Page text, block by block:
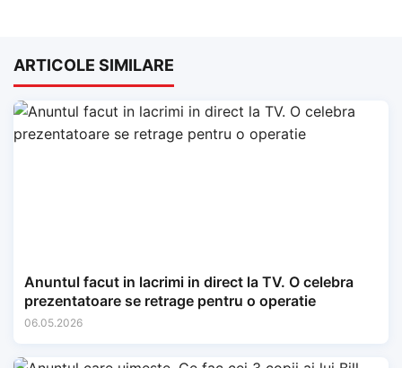
ARTICOLE SIMILARE
Anuntul facut in lacrimi in direct la TV. O celebra
prezentatoare se retrage pentru o operatie
06.05.2026